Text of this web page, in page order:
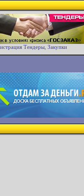
Тендеры, Закупки